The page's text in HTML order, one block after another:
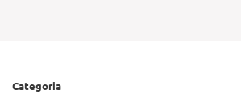
Categoria